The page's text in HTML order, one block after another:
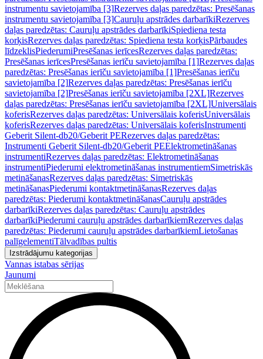
instrumentu savietojamība [3]Rezerves daļas paredzētas: Presēšanas
instrumentu savietojamība [3]Cauruļu apstrādes darbarīkiRezerves
daļas paredzētas: Cauruļu apstrādes darbarīkiSpiediena testa
korķisRezerves daļas paredzētas: Spiediena testa korķisPārbaudes
līdzeklisPiederumiPresēšanas ierīcesRezerves daļas paredzētas:
Presēšanas ierīcesPresēšanas ierīču savietojamība [1]Rezerves daļas
paredzētas: Presēšanas ierīču savietojamība [1]Presēšanas ierīču
savietojamība [2]Rezerves daļas paredzētas: Presēšanas ierīču
savietojamība [2]Presēšanas ierīču savietojamība [2XL]Rezerves
daļas paredzētas: Presēšanas ierīču savietojamība [2XL]Universālais
koferisRezerves daļas paredzētas: Universālais koferisUniversālais
koferisRezerves daļas paredzētas: Universālais koferisInstrumenti
Geberit Silent-db20/Geberit PERezerves daļas paredzētas:
Instrumenti Geberit Silent-db20/Geberit PEElektrometināšanas
instrumentiRezerves daļas paredzētas: Elektrometināšanas
instrumentiPiederumi elektrometināšanas instrumentiemSimetriskās
metināšanasRezerves daļas paredzētas: Simetriskās
metināšanasPiederumi kontaktmetināšanasRezerves daļas
paredzētas: Piederumi kontaktmetināšanasCauruļu apstrādes
darbarīkiRezerves daļas paredzētas: Cauruļu apstrādes
darbarīkiPiederumi cauruļu apstrādes darbarīkiemRezerves daļas
paredzētas: Piederumi cauruļu apstrādes darbarīkiemLietošanas
palīgelementiTālvadības pultis
Izstrādājumu kategorijas
Vannas istabas sērijas
Jaunumi